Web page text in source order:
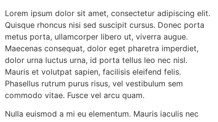
Lorem ipsum dolor sit amet, consectetur adipiscing elit.
Quisque rhoncus nisi sed suscipit cursus. Donec porta
metus porta, ullamcorper libero ut, viverra augue.
Maecenas consequat, dolor eget pharetra imperdiet,
dolor urna luctus urna, id porta tellus leo nec nisl.
Mauris et volutpat sapien, facilisis eleifend felis.
Phasellus rutrum purus risus, vel vestibulum sem
commodo vitae. Fusce vel arcu quam.
Nulla euismod a mi eu elementum. Mauris iaculis nec